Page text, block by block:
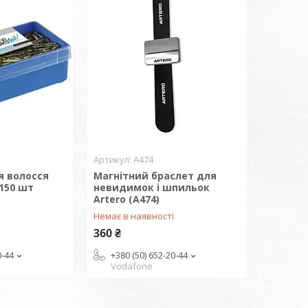
волосся
шт
44
А474
Магнітний браслет для
невидимок і шпильок
Artero (А474)
Немає в наявності
360 ₴
+380 (50) 652-20-44
Vodafone